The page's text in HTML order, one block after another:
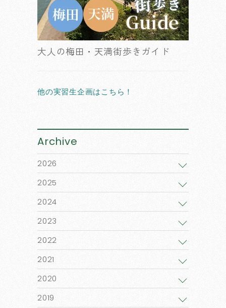
大人の梅田・天満街歩きガイド
他の実習生企画はこちら！
Archive
2026
2025
2024
2023
2022
2021
2020
2019